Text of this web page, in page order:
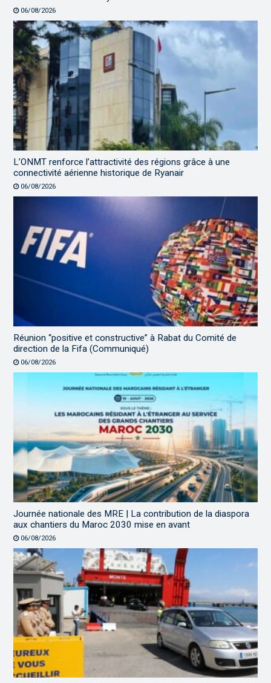
06/08/2026
L’ONMT renforce l’attractivité des régions grâce à une
connectivité aérienne historique de Ryanair
06/08/2026
Réunion “positive et constructive” à Rabat du Comité de
direction de la Fifa (Communiqué)
06/08/2026
Journée nationale des MRE | La contribution de la diaspora
aux chantiers du Maroc 2030 mise en avant
06/08/2026